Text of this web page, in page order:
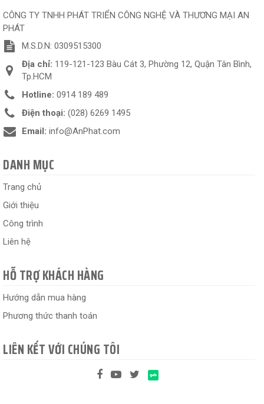
CÔNG TY TNHH PHÁT TRIỂN CÔNG NGHỆ VÀ THƯƠNG MẠI AN
PHÁT
M.S.D.N: 0309515300
Địa chỉ: 119-121-123 Bàu Cát 3, Phường 12, Quận Tân Bình,
Tp.HCM
Hotline: 0914 189 489
Điện thoại: (028) 6269 1495
Email: info@AnPhat.com
DANH MỤC
Trang chủ
Giới thiệu
Công trình
Liên hệ
HỖ TRỢ KHÁCH HÀNG
Hướng dẫn mua hàng
Phương thức thanh toán
LIÊN KẾT VỚI CHÚNG TÔI